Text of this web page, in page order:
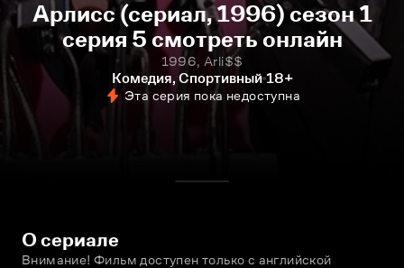
Арлисс (сериал, 1996) сезон 1
серия 5 смотреть онлайн
1996, Arli$$
Комедия, Спортивный 18+
Эта серия пока недоступна
О сериале
Внимание! Фильм доступен только с английской